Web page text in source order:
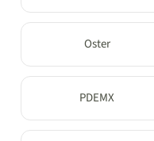
Oster
PDEMX